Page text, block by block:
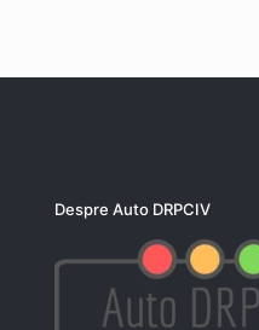
Despre Auto DRPCIV